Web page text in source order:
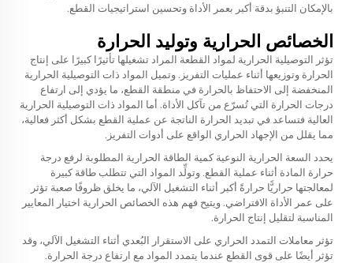
بالإمكان التنبؤ بدقة أكبر بعمر الأداة وتحسين استراتيجيات القطع.
الخصائص الحرارية وتوليد الحرارة
تؤثر التوصيلية الحرارية لمواد القطعة المراد تشغيلها تأثيرًا كبيرًا على إنتاج
الحرارة وتوزيعها أثناء عمليات التفريز. وتميل المواد ذات التوصيلية الحرارية
المنخفضة إلى الاحتفاظ بالحرارة في منطقة القطع، ما يؤدي إلى ارتفاع
درجات الحرارة التي تُسرّع من تآكل الأداة. أما المواد ذات التوصيلية الحرارية
العالية فتساعد في تبديد الحرارة الناتجة عن عملية القطع بشكل أكثر فعالية،
مما يقلل من الإجهاد الحراري الواقع على أدوات التفريز.
يحدد السعة الحرارية النوعية كمية الطاقة الحرارية المطلوبة لرفع درجة
حرارة المادة أثناء عملية القطع. وتولِّد المواد التي تتطلب طاقة كبيرة
لمعالجتها حراريًّا حرارةً أكبر أثناء التشغيل الآلي، ما يخلق ظروفًا صعبة تؤثر
على عمر الأداة الافتراضي. ويتيح فهم هذه الخصائص الحرارية اختيار المعايير
المناسبة لتقليل إنتاج الحرارة.
تؤثر معاملات التمدد الحراري على الاستقرار البُعدي أثناء التشغيل الآلي، وقد
تؤثر أيضًا على قوى القطع عندما يتمدد المواد مع ارتفاع درجة الحرارة.